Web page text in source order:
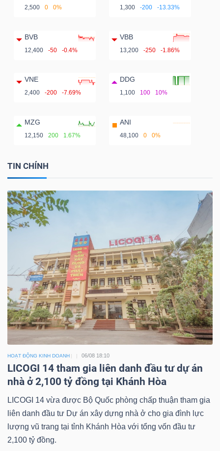
2,500 0 0% 1,300 -200 -13.33%
BVB
12,400 -50 -0.4%
VBB
13,200 -250 -1.86%
VNE
2,400 -200 -7.69%
DDG
1,100 100 10%
MZG
12,150 200 1.67%
ANI
48,100 0 0%
TIN CHÍNH
HOẠT ĐỘNG KINH DOANH 06/08 18:10
LICOGI 14 tham gia liên danh đầu tư dự án
nhà ở 2,100 tỷ đồng tại Khánh Hòa
LICOGI 14 vừa được Bộ Quốc phòng chấp thuận tham gia
liên danh đầu tư Dự án xây dựng nhà ở cho gia đình lực
lượng vũ trang tại tỉnh Khánh Hòa với tổng vốn đầu tư
2,100 tỷ đồng.